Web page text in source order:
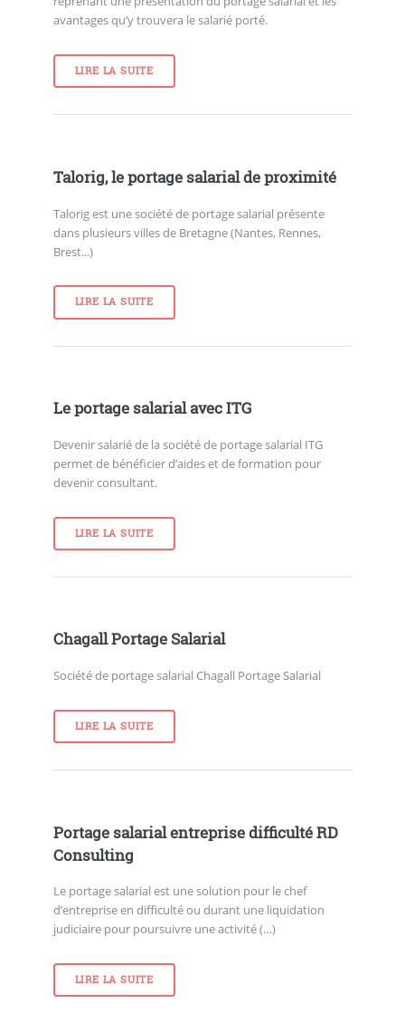
avantages qu’y trouvera le salarié porté.
LIRE LA SUITE
Talorig, le portage salarial de proximité
Talorig est une société de portage salarial présente
dans plusieurs villes de Bretagne (Nantes, Rennes,
Brest...)
LIRE LA SUITE
Le portage salarial avec ITG
Devenir salarié de la société de portage salarial ITG
permet de bénéficier d’aides et de formation pour
devenir consultant.
LIRE LA SUITE
Chagall Portage Salarial
Société de portage salarial Chagall Portage Salarial
LIRE LA SUITE
Portage salarial entreprise difficulté RD
Consulting
Le portage salarial est une solution pour le chef
d’entreprise en difficulté ou durant une liquidation
judiciaire pour poursuivre une activité (…)
LIRE LA SUITE